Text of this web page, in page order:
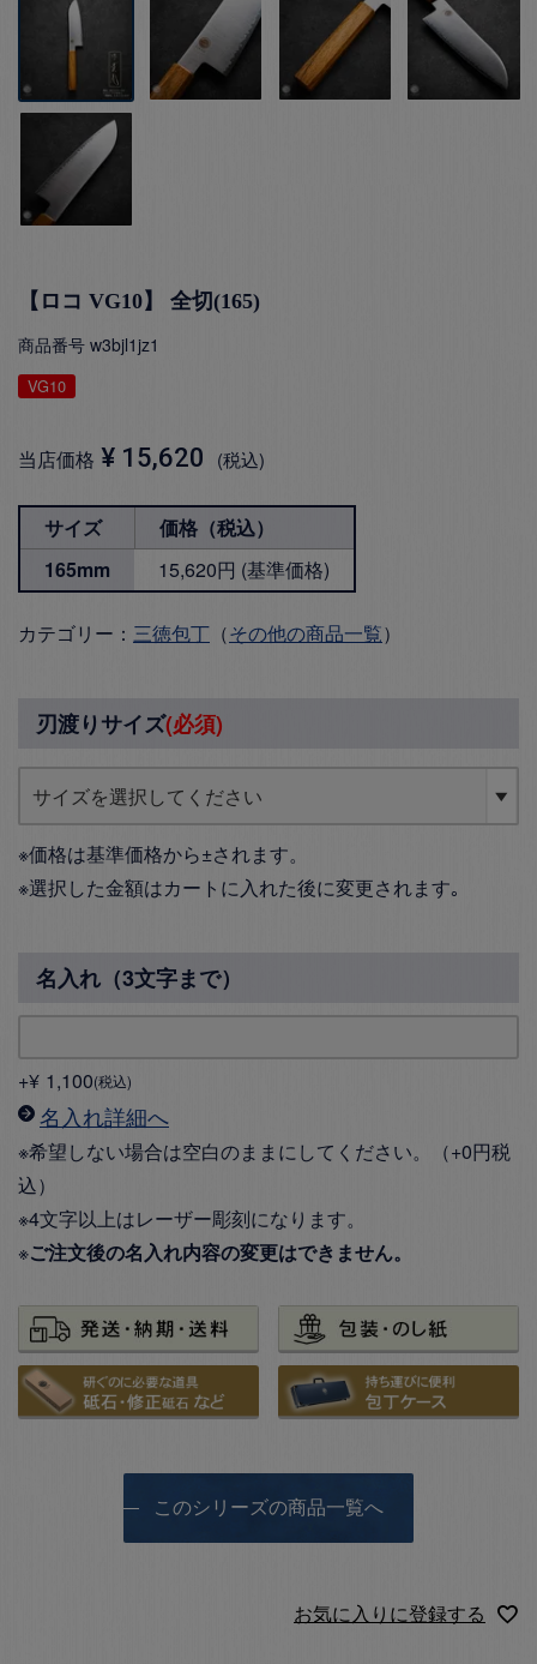
【ロコ VG10】 全切(165)
商品番号 w3bjl1jz1
VG10
当店価格 ¥ 15,620 税込
サイズ
価格（税込）
165mm
15,620円 (基準価格)
カテゴリー： 三徳包丁 （その他の商品一覧）
刃渡りサイズ(必須)
※価格は基準価格から±されます。
※選択した金額はカートに入れた後に変更されます｡
名入れ（3文字まで）
+¥ 1,100 税込
名入れ詳細へ
※希望しない場合は空白のままにしてください。（+0円税
込）
※4文字以上はレーザー彫刻になります。
※ご注文後の名入れ内容の変更はできません。
このシリーズの商品一覧へ
お気に入りに登録する